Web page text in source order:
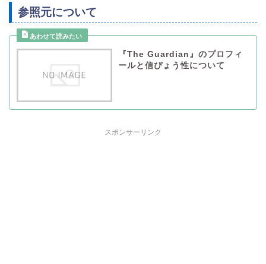
参照元について
『The Guardian』のプロフィ
ールと信ぴょう性について
スポンサーリンク